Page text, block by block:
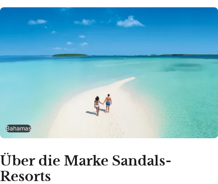
Bahamas
Über die Marke Sandals-
Resorts